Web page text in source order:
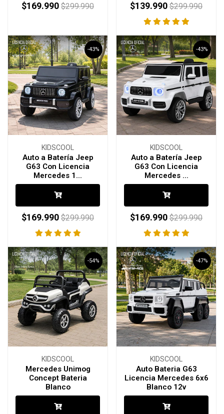
$169.990 $299.990 $139.990 $299.990
-43%
KIDSCOOL
Auto a Batería Jeep
G63 Con Licencia
Mercedes 1...
$169.990 $299.990
-43%
KIDSCOOL
Auto a Batería Jeep
G63 Con Licencia
Mercedes ...
$169.990 $299.990
-54%
KIDSCOOL
Mercedes Unimog
Concept Bateria
Blanco
-47%
KIDSCOOL
Auto Bateria G63
Licencia Mercedes 6x6
Blanco 12v